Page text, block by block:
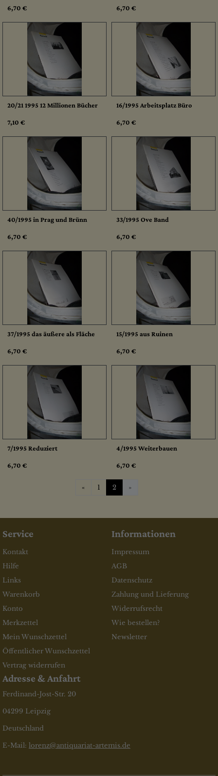
6,70 € 6,70 €
20/21 1995 12 Millionen Bücher
7,10 €
16/1995 Arbeitsplatz Büro
6,70 €
40/1995 in Prag und Brünn
6,70 €
33/1995 Ove Band
6,70 €
37/1995 das äußere als Fläche
6,70 €
15/1995 aus Ruinen
6,70 €
7/1995 Reduziert
6,70 €
4/1995 Weiterbauen
6,70 €
« Zurück
1 2 »
Service
Kontakt
Hilfe
Links
Warenkorb
Konto
Merkzettel
Mein Wunschzettel
Öffentlicher Wunschzettel
Vertrag widerrufen
Informationen
Impressum
AGB
Datenschutz
Zahlung und Lieferung
Widerrufsrecht
Wie bestellen?
Newsletter
Adresse & Anfahrt
Ferdinand-Jost-Str. 20
04299 Leipzig
Deutschland
E-Mail: lorenz@antiquariat-artemis.de